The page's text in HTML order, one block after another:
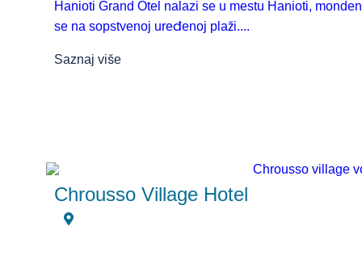
Hanioti Grand Otel nalazi se u mestu Hanioti,
se na sopstvenoj uređenoj plaži....
Saznaj više
Chrousso Village Hotel